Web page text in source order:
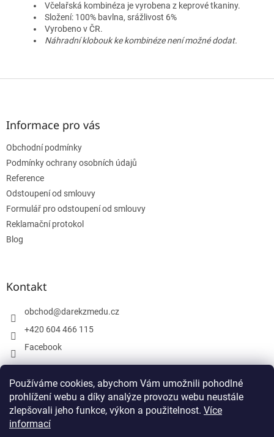
Používáme cookies, abychom Vám umožnili pohodlné
prohlížení webu a díky analýze provozu webu neustále
zlepšovali jeho funkce, výkon a použitelnost. Více
informací
Včelařská kombinéza je vyrobena z keprové tkaniny.
Složení: 100% bavlna, srážlivost 6%
Vyrobeno v ČR.
Náhradní klobouk ke kombinéze není možné dodat.
Z
Informace pro vás
Obchodní podmínky
Podmínky ochrany osobních údajů
Reference
Odstoupení od smlouvy
Formulář pro odstoupení od smlouvy
Reklamační protokol
Blog
Kontakt
obchod@darekzmedu.cz
+420 604 466 115
Facebook
Facebook